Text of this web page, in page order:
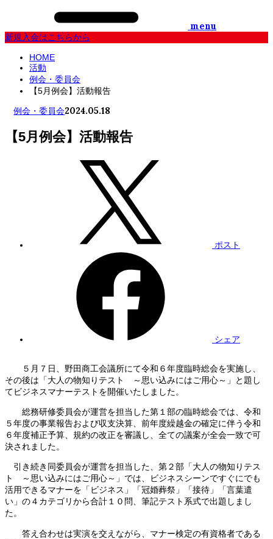
menu
新規入会はこちらから
HOME
活動
例会・委員会
【5月例会】活動報告
例会・委員会2024.05.18
【5月例会】活動報告
ポスト
シェア
５月７日、野田商工会議所にて令和６年度臨時総会を実施し、
その後は「大人の物知りテスト ～思い込みにはご用心～」と題し
てビジネスマナーテストを開催いたしました。
総務研修委員会が運営を担当した第１部の臨時総会では、令和
５年度の事業報告および収支決算、前年度繰越金の確定に伴う令和
６年度補正予算、規約の改正を審議し、全ての議案が全会一致で可
決されました。
引き続き同委員会が運営を担当した、第２部「大人の物知りテス
ト ～思い込みにはご用心～」では、ビジネスシーンですぐにでも
活用できるマナーを「ビジネス」「冠婚葬祭」「接待」「言葉遣
い」の４カテゴリから合計１０問、筆記テスト系式で出題しまし
た。
答え合わせは実演を交えながら、マナー検定の有資格者である